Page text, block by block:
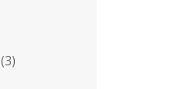
(3)